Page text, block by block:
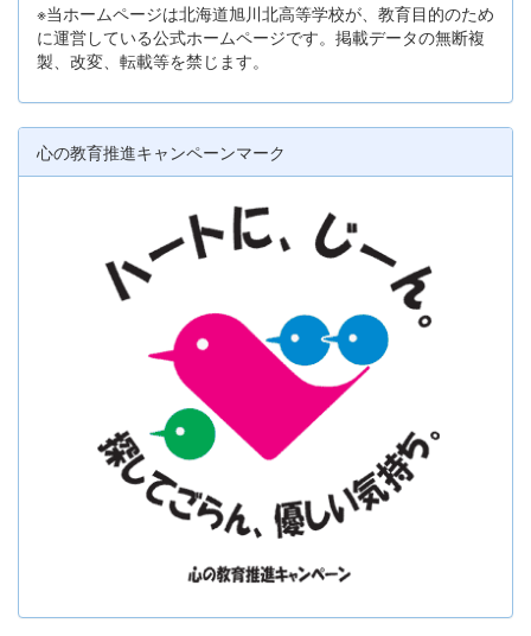
※当ホームページは北海道旭川北高等学校が、教育目的のため
に運営している公式ホームページです。掲載データの無断複
製、改変、転載等を禁じます。
心の教育推進キャンペーンマーク